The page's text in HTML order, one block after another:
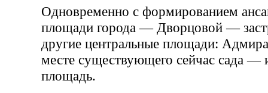
Одновременно с формированием
площади города — Дворцовой —
другие центральные площади:
месте существующего сейчас сада —
площадь.